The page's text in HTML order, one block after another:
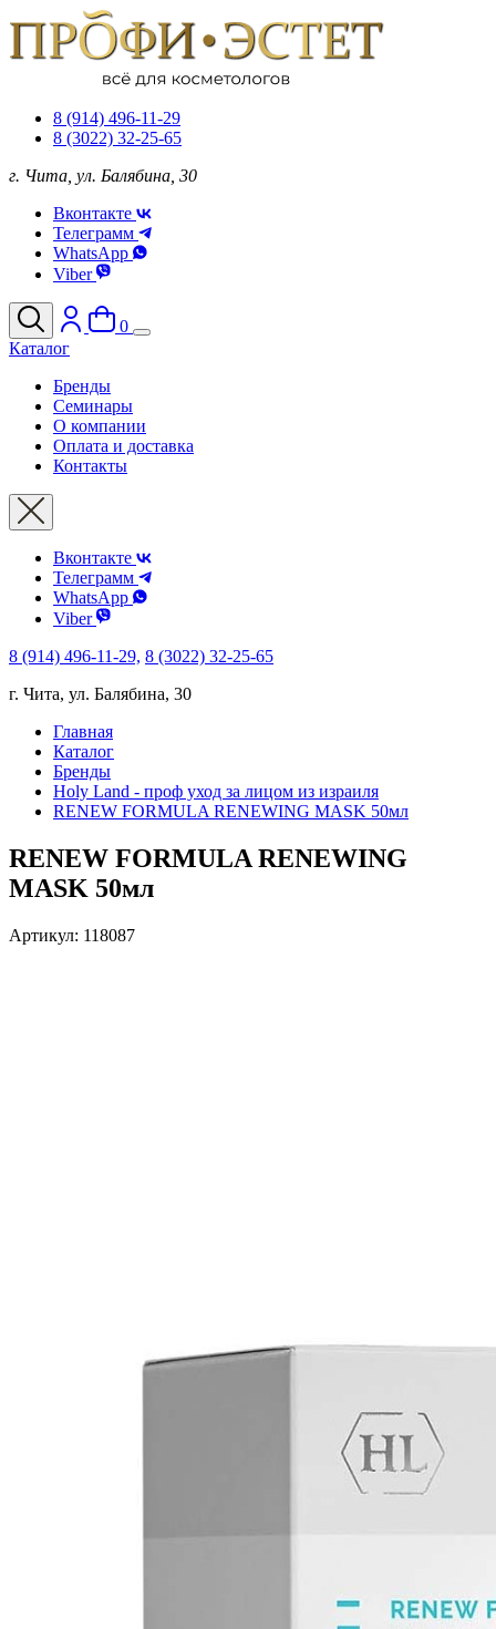
8 (914) 496-11-29
8 (3022) 32-25-65
г. Чита, ул. Балябина, 30
Вконтакте
Телеграмм
WhatsApp
Viber
0
Каталог
Бренды
Семинары
О компании
Оплата и доставка
Контакты
Вконтакте
Телеграмм
WhatsApp
Viber
8 (914) 496-11-29, 8 (3022) 32-25-65
г. Чита, ул. Балябина, 30
Главная
Каталог
Бренды
Holy Land - проф уход за лицом из израиля
RENEW FORMULA RENEWING MASK 50мл
RENEW FORMULA RENEWING
MASK 50мл
Артикул: 118087